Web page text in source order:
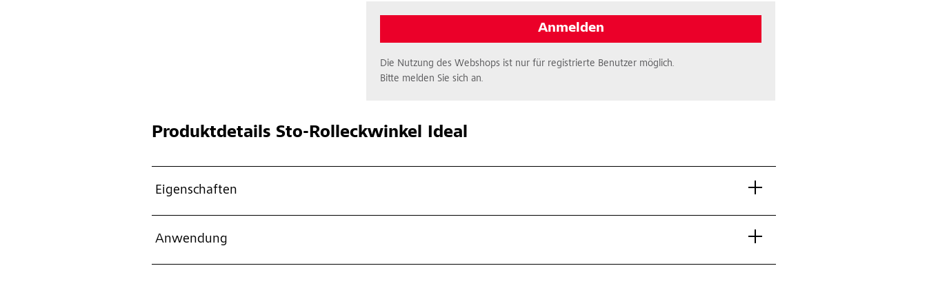
Anmelden
Die Nutzung des Webshops ist nur für registrierte Benutzer möglich.
Bitte melden Sie sich an.
ProduktdetailsSto-Rolleckwinkel Ideal
Eigenschaften
Anwendung